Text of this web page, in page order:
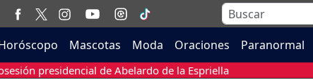
Mascotas Moda Oraciones Paranormal
presidencial de Abelardo de la Espriella